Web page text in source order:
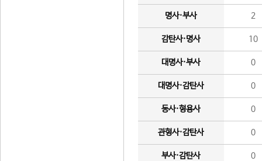
명사·부사 2
감탄사·명사 10
대명사·부사 0
대명사·감탄사 0
동사·형용사 0
관형사·감탄사 0
부사·감탄사 0